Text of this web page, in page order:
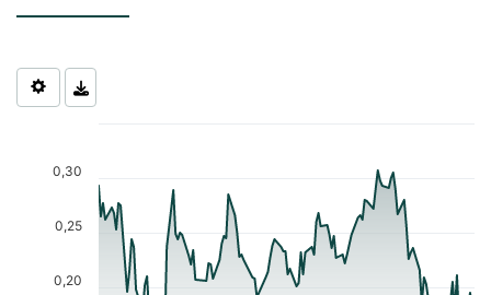
Chart
The chart has 1 X axis displaying Time. Data ranges from 2026-
The chart has 1 Y axis displaying values. Data ranges from
0,20
0,25
0,30